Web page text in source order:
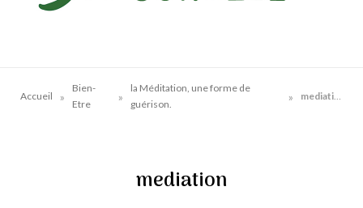
Accueil »
Bien-
Etre
»
la Méditation, une forme de
guérison.
» mediation
mediation